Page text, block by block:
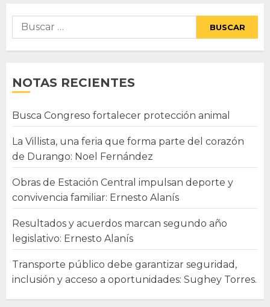
Buscar:
NOTAS RECIENTES
Busca Congreso fortalecer protección animal
La Villista, una feria que forma parte del corazón
de Durango: Noel Fernández
Obras de Estación Central impulsan deporte y
convivencia familiar: Ernesto Alanís
Resultados y acuerdos marcan segundo año
legislativo: Ernesto Alanís
Transporte público debe garantizar seguridad,
inclusión y acceso a oportunidades: Sughey Torres.